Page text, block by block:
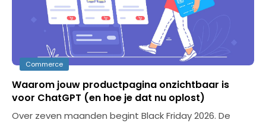
Commerce
Waarom jouw productpagina onzichtbaar is
voor ChatGPT (en hoe je dat nu oplost)
Over zeven maanden begint Black Friday 2026. De